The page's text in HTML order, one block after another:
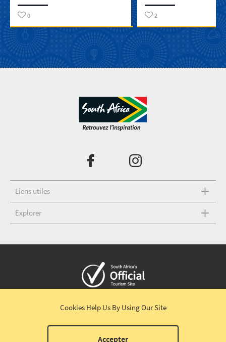
0 2
Liens utiles
Explorer
Avertissement|Politique de confidentialité
Cookies Help Us By Using Our Site
Accepter